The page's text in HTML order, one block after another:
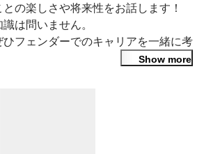
の楽しさや将来性をお話します！
は問いません。
フェンダーでのキャリアを一緒に考
Show more